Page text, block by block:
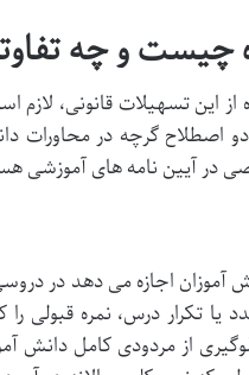
از این تسهیلات قانونی،
اصطلاح گرچه در محاورات
در آیین نامه های آموزشی
تکرار درس، نمره قبولی را
از مردودی کامل دانش